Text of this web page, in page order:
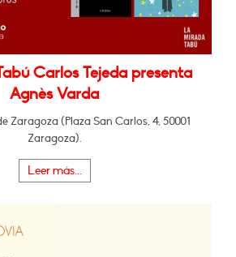
Carlos Tejeda presenta
Agnès Varda
Zaragoza (Plaza San Carlos, 4, 50001
Zaragoza).
Leer más...